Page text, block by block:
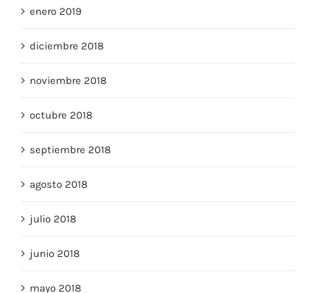
enero 2019
diciembre 2018
noviembre 2018
octubre 2018
septiembre 2018
agosto 2018
julio 2018
junio 2018
mayo 2018